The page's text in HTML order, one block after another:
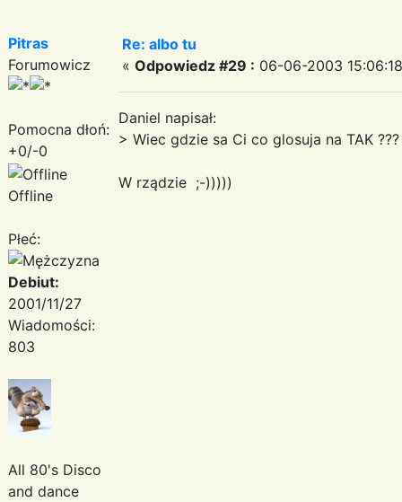
Pitras
Forumowicz
Pomocna dłoń:
+0/-0
Offline
Płeć:
Debiut:
2001/11/27
Wiadomości:
803
All 80's Disco
and dance
Re: albo tu
« Odpowiedz #29 : 06-06-2003
Daniel napisał:
> Wiec gdzie sa Ci co glosuja na TAK ???
W rządzie ;-)))))